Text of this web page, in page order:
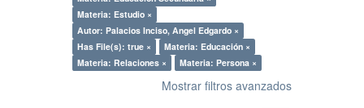
Materia: Estudio ×
Autor: Palacios Inciso, Angel Edgardo ×
Has File(s): true ×
Materia: Educación ×
Materia: Relaciones ×
Materia: Persona ×
Mostrar filtros avanzados